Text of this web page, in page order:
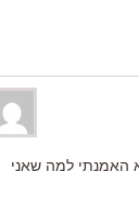
האמנתי למה שאני